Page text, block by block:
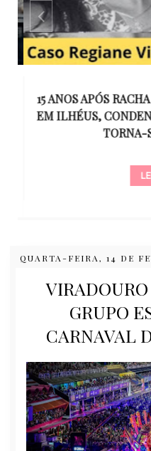
15 ANOS APÓS
EM ILHÉUS,
TORNA-
QUARTA-FEIRA, 14 DE
GRUPO
CARNAVAL